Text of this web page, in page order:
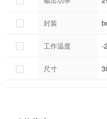
封装
工作温度 -
尺寸